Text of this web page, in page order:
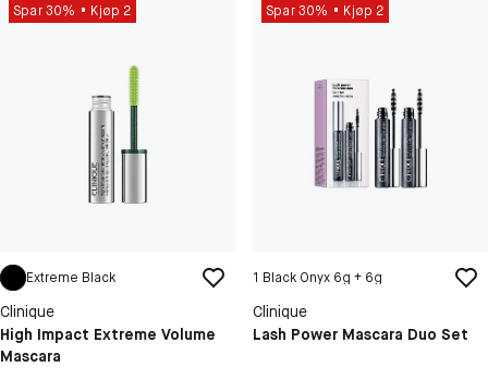
Spar 30% Kjøp 2
Extreme Black
Clinique
High Impact Extreme Volume
Mascara
Spar 30% Kjøp 2
1 Black Onyx 6g + 6g
Clinique
Lash Power Mascara Duo Set